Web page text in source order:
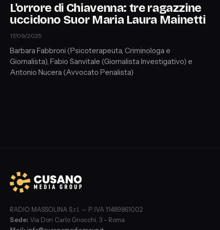
L'orrore di Chiavenna: tre ragazzine
uccidono Suor Maria Laura Mainetti
17/09/2025
Barbara Fabbroni (Psicoterapeuta, Criminologa e
Giornalista), Fabio Sanvitale (Giornalista Investigativo) e
Antonio Nucera (Avvocato Penalista)
RADIO MASSOLINA S.r.l. — P. IVA 11489861002
Sede: Via Don Carlo Gnocchi, 3 – Roma